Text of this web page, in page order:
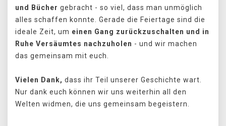
und Bücher gebracht - so viel, dass man unmöglich
alles schaffen konnte. Gerade die Feiertage sind die
ideale Zeit, um einen Gang zurückzuschalten und in
Ruhe Versäumtes nachzuholen - und wir machen
das gemeinsam mit euch.
Vielen Dank, dass ihr Teil unserer Geschichte wart.
Nur dank euch können wir uns weiterhin all den
Welten widmen, die uns gemeinsam begeistern.